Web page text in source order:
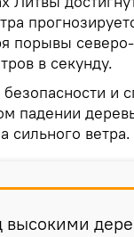
порывы
в секунду.
и
падении
сильного ветра.
высокими